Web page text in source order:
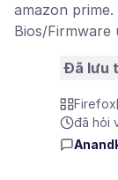
amazon
Bios/Firmware
Đã lưu
Firefox
đã hỏi